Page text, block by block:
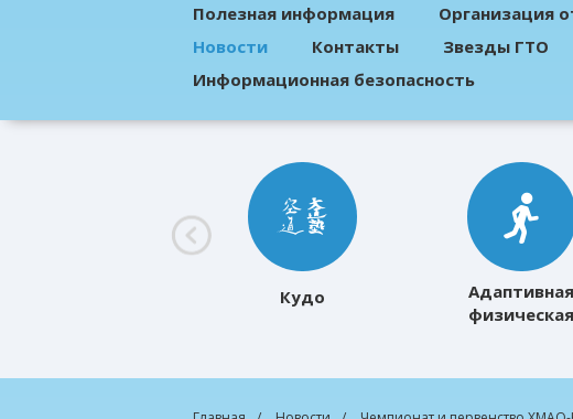
Полезная информация
Организация
Новости
Контакты Звезды ГТО
Информационная безопасность
Кудо
Адаптивная
физическая